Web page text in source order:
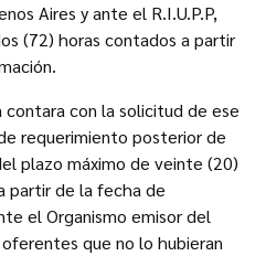
Aires y ante el R.I.U.P.P,
(72) horas contados a partir
contara con la solicitud de ese
requerimiento posterior de
plazo máximo de veinte (20)
partir de la fecha de
el Organismo emisor del
que no lo hubieran